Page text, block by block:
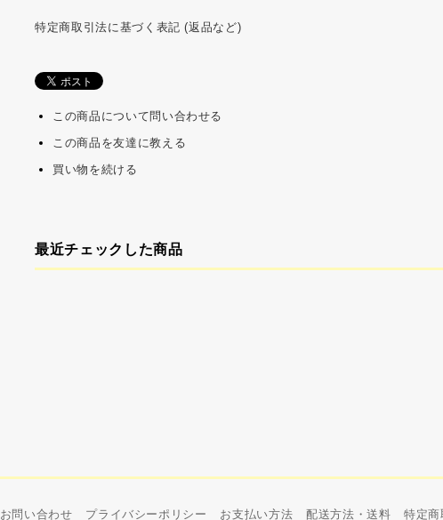
特定商取引法に基づく表記 (返品など)
この商品について問い合わせる
この商品を友達に教える
買い物を続ける
最近チェックした商品
お問い合わせ プライバシーポリシー お支払い方法 配送方法・送料 特定商